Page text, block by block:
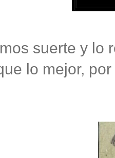
suerte y lo
lo mejor,